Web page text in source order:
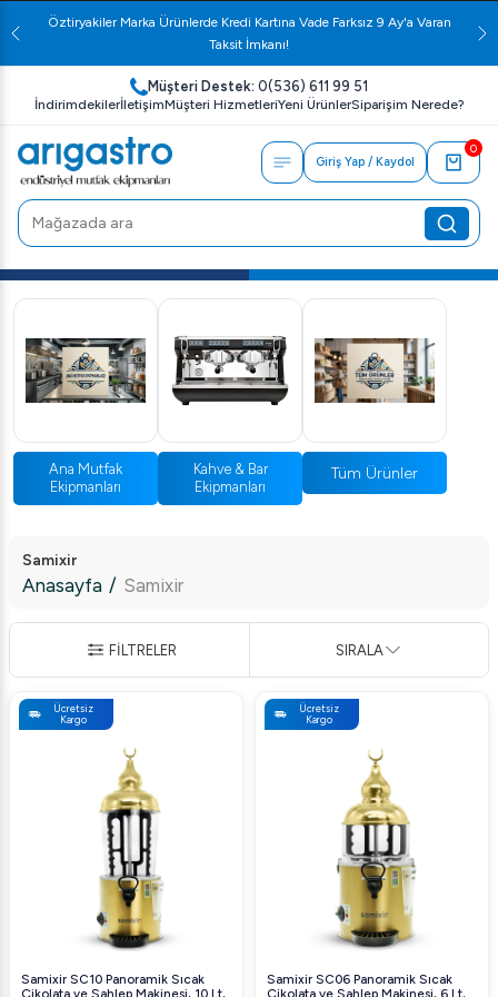
Öztiryakiler Marka Ürünlerde Kredi Kartına Vade Farksız 9 Ay'a Varan
Taksit İmkanı!
Müşteri Destek: 0(536) 611 99 51
İndirimdekilerİletişimMüşteri HizmetleriYeni ÜrünlerSiparişim Nerede?
Giriş Yap / Kaydol
0
Ana Mutfak
Ekipmanları
Kahve & Bar
Ekipmanları
Tüm Ürünler
Samixir
Anasayfa / Samixir
FİLTRELER SIRALA
Ücretsiz
Kargo
Samixir SC10 Panoramik Sıcak
Çikolata ve Sahlep Makinesi, 10 Lt,
Ücretsiz
Kargo
Samixir SC06 Panoramik Sıcak
Çikolata ve Sahlep Makinesi, 6 Lt,